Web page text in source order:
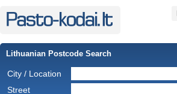
Lithuanian Postcode Search
City / Location
Street